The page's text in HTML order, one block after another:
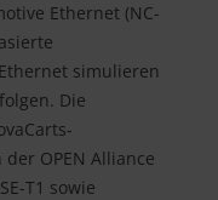
Ethernet (NC-
simulieren
Die
OPEN Alliance
T1 sowie